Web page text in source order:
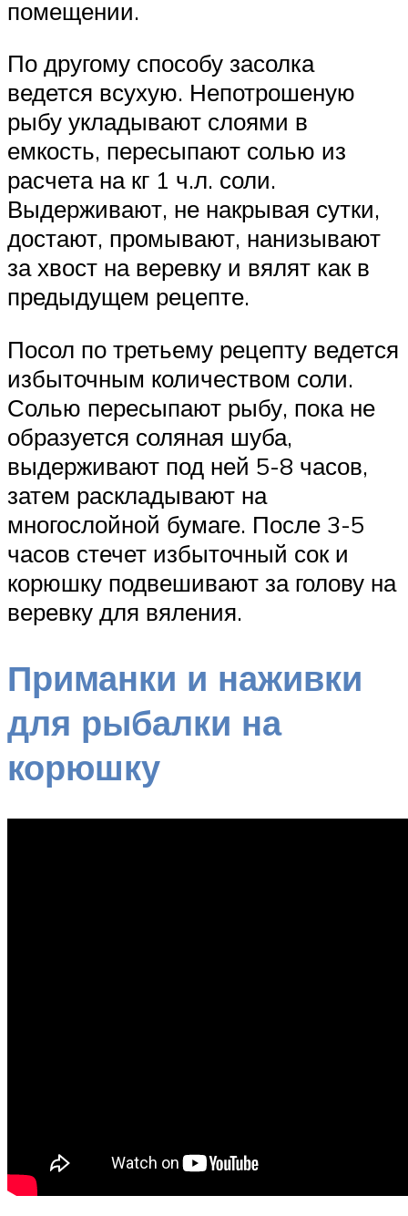
помещении.
По другому способу засолка
ведется всухую. Непотрошеную
рыбу укладывают слоями в
емкость, пересыпают солью из
расчета на кг 1 ч.л. соли.
Выдерживают, не накрывая сутки,
достают, промывают, нанизывают
за хвост на веревку и вялят как в
предыдущем рецепте.
Посол по третьему рецепту ведется
избыточным количеством соли.
Солью пересыпают рыбу, пока не
образуется соляная шуба,
выдерживают под ней 5-8 часов,
затем раскладывают на
многослойной бумаге. После 3-5
часов стечет избыточный сок и
корюшку подвешивают за голову на
веревку для вяления.
Приманки и наживки
для рыбалки на
корюшку